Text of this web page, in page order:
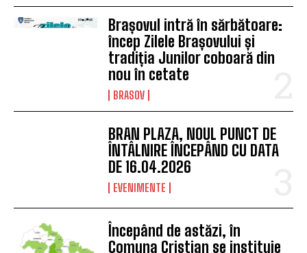
Brașovul intră în sărbătoare:
încep Zilele Brașovului și
tradiția Junilor coboară din
nou în cetate
BRASOV
BRAN PLAZA, NOUL PUNCT DE
ÎNTÂLNIRE ÎNCEPÂND CU DATA
DE 16.04.2026
EVENIMENTE
Începând de astăzi, în
Comuna Cristian se instituie